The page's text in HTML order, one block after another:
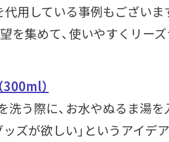
用している事例もございま
集めて、使いやすくリー
）
洗う際に、お水やぬるま湯
ッズが欲しい」というアイデ